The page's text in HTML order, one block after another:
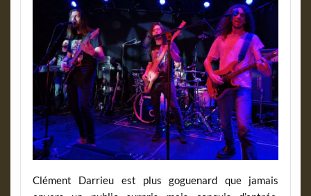
Clément Darrieu est plus goguenard que jamais